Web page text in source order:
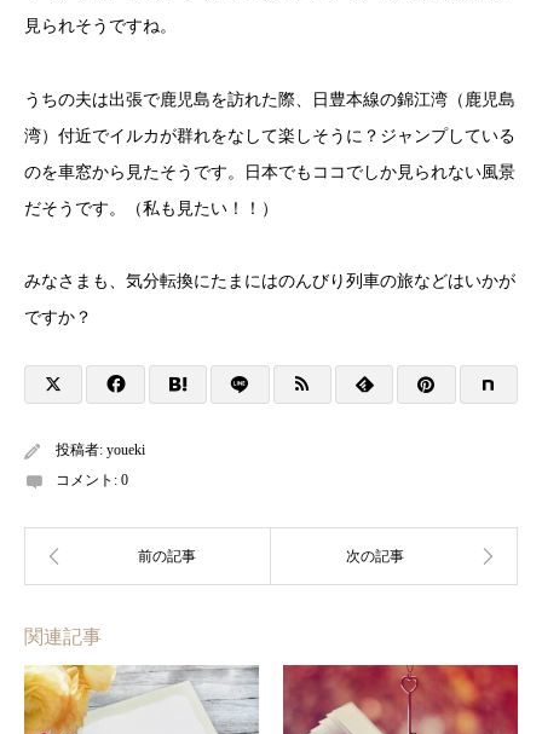
見られそうですね。
うちの夫は出張で鹿児島を訪れた際、日豊本線の錦江湾（鹿児島
湾）付近でイルカが群れをなして楽しそうに？ジャンプしている
のを車窓から見たそうです。日本でもココでしか見られない風景
だそうです。（私も見たい！！）
みなさまも、気分転換にたまにはのんびり列車の旅などはいかが
ですか？
投稿者: youeki
コメント: 0
関連記事